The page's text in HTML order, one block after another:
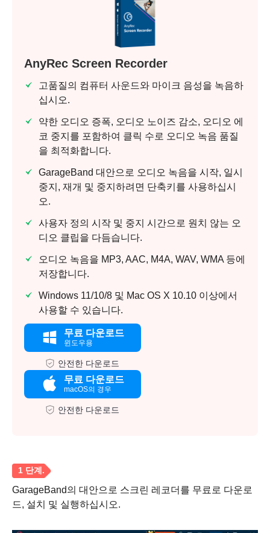
AnyRec Screen Recorder
고품질의 컴퓨터 사운드와 마이크 음성을 녹음하
십시오.
약한 오디오 증폭, 오디오 노이즈 감소, 오디오 에
코 중지를 포함하여 클릭 수로 오디오 녹음 품질
을 최적화합니다.
GarageBand 대안으로 오디오 녹음을 시작, 일시
중지, 재개 및 중지하려면 단축키를 사용하십시
오.
사용자 정의 시작 및 중지 시간으로 원치 않는 오
디오 클립을 다듬습니다.
오디오 녹음을 MP3, AAC, M4A, WAV, WMA 등에
저장합니다.
Windows 11/10/8 및 Mac OS X 10.10 이상에서
사용할 수 있습니다.
무료 다운로드
윈도우용
안전한 다운로드
무료 다운로드
macOS의 경우
안전한 다운로드
GarageBand의 대안으로 스크린 레코더를 무료로 다운로
드, 설치 및 실행하십시오.